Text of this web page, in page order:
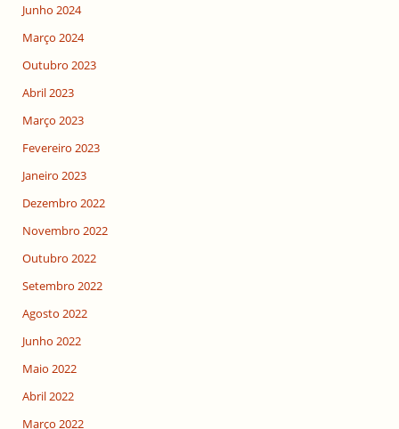
Junho 2024
Março 2024
Outubro 2023
Abril 2023
Março 2023
Fevereiro 2023
Janeiro 2023
Dezembro 2022
Novembro 2022
Outubro 2022
Setembro 2022
Agosto 2022
Junho 2022
Maio 2022
Abril 2022
Março 2022